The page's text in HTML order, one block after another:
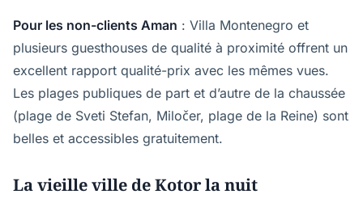
Pour les non-clients Aman : Villa Montenegro et
plusieurs guesthouses de qualité à proximité offrent un
excellent rapport qualité-prix avec les mêmes vues.
Les plages publiques de part et d’autre de la chaussée
(plage de Sveti Stefan, Miločer, plage de la Reine) sont
belles et accessibles gratuitement.
La vieille ville de Kotor la nuit